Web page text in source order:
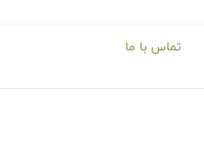
تماس با ما